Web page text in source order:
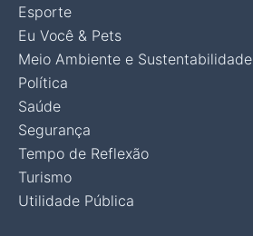
Esporte
Eu Você & Pets
Meio Ambiente e Sustentabilidade
Política
Saúde
Segurança
Tempo de Reflexão
Turismo
Utilidade Pública